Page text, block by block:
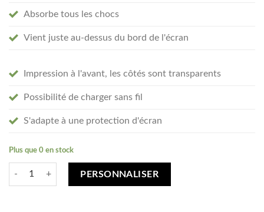
Absorbe tous les chocs
Vient juste au-dessus du bord de l'écran
Impression à l'avant, les côtés sont transparents
Possibilité de charger sans fil
S'adapte à une protection d'écran
Plus que 0 en stock
quantité de Créez votre Honor Note 10 coque personnalisée -
PERSONNALISER